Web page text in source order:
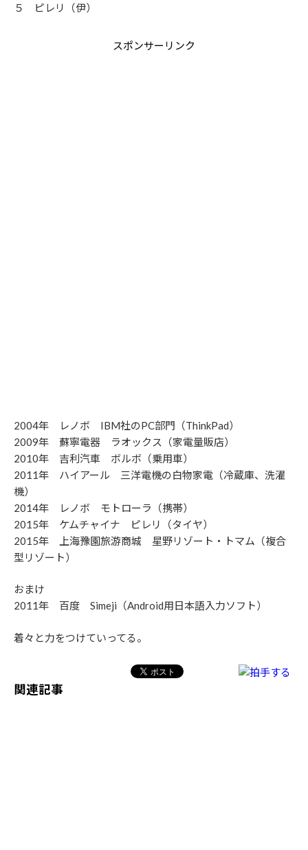
５ ピレリ（伊）
スポンサーリンク
2004年 レノボ IBM社のPC部門（ThinkPad）
2009年 蘇寧電器 ラオックス（家電量販店）
2010年 吉利汽車 ボルボ（乗用車）
2011年 ハイアール 三洋電機の白物家電（冷蔵庫、洗濯
機）
2014年 レノボ モトローラ（携帯）
2015年 ケムチャイナ ピレリ（タイヤ）
2015年 上海豫園旅游商城 星野リゾート・トマム（複合
型リゾート）
おまけ
2011年 百度 Simeji（Android用日本語入力ソフト）
着々と力をつけていってる。
関連記事